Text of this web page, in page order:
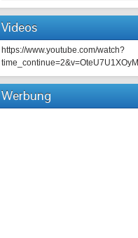
Videos
https://www.youtube.com/watch?
time_continue=2&v=OteU7U1XOyM
Werbung